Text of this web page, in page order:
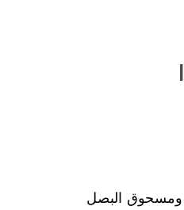
ومسحوق البصل